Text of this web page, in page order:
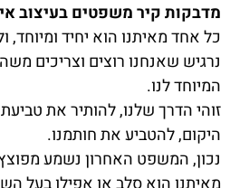
מדבקות קיר משפטים בעיצוב
כל אחד מאיתנו הוא יחיד ומיוחד,
נרגיש שאנחנו רוצים וצריכים
המיוחד לנו.
זוהי הדרך שלנו, להותיר את
היקום, להטביע את חותמנו.
נכון, המשפט האחרון נשמע